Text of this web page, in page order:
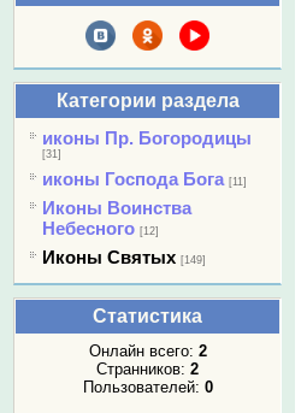
Категории раздела
иконы Пр. Богородицы
[31]
иконы Господа Бога [11]
Иконы Воинства
Небесного [12]
Иконы Святых [149]
Статистика
Онлайн всего: 2
Странников: 2
Пользователей: 0